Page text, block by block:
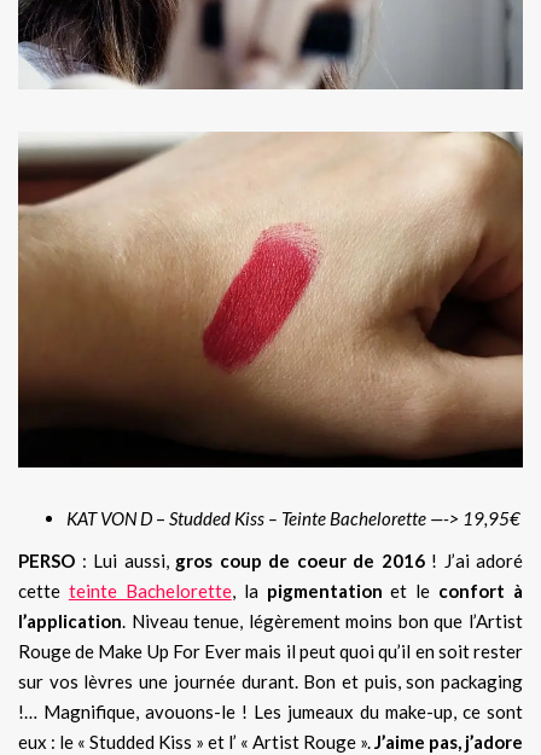
KAT VON D – Studded Kiss – Teinte Bachelorette —-> 19,95€
PERSO : Lui aussi, gros coup de coeur de 2016! J’ai adoré
cette teinte Bachelorette, la pigmentation et le confort à
l’application. Niveau tenue, légèrement moins bon que l’Artist
Rouge de Make Up For Ever mais il peut quoi qu’il en soit rester
sur vos lèvres une journée durant. Bon et puis, son packaging
!… Magnifique, avouons-le ! Les jumeaux du make-up, ce sont
eux : le « Studded Kiss » et l’ « Artist Rouge ».J’aime pas, j’adore